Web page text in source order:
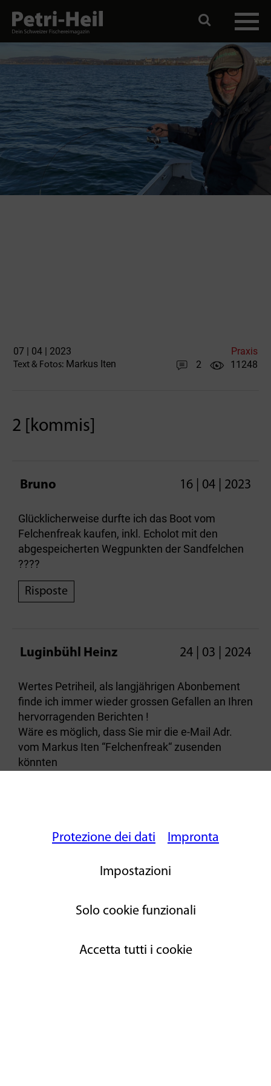
07 | 04 | 2023 Praxis
Text & Fotos: Markus Iten 2 11248
2 [kommis]
Bruno 16 | 04 | 2023
Glücklicherweise durfte ich das Boot vom
Felchenfreak kaufen, inkl. Echolot mit den
abgespeicherten Wegpunkten der Sandfelchen
????
Risposte
Luginbühl Heinz 24 | 03 | 2024
Wertes Petriheil, als langjährigen Abonbement
finde ich immer wieder grossen Gefallen an Ihren
hervorragenden Berichten !
Wäre es möglich, dass Sie mir die e-Mail Adr.
vom Markus Iten “Felchenfreak“ zusenden
könnten
[writeAcomment]
Protezione dei dati Impronta
Impostazioni
Solo cookie funzionali
Accetta tutti i cookie